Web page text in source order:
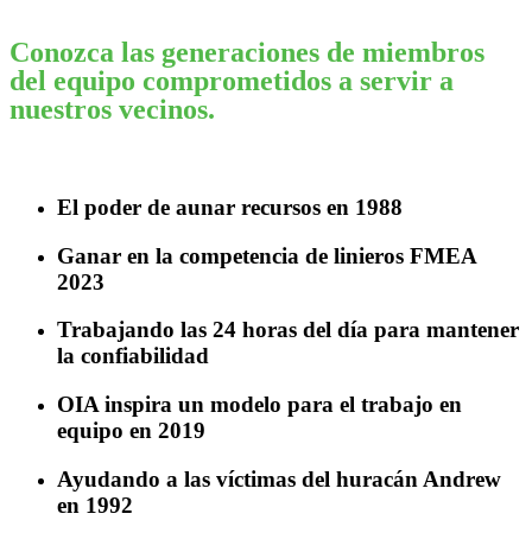
Conozca las generaciones de miembros
del equipo comprometidos a servir a
nuestros vecinos.
El poder de aunar recursos en 1988
Ganar en la competencia de linieros FMEA
2023
Trabajando las 24 horas del día para mantener
la confiabilidad
OIA inspira un modelo para el trabajo en
equipo en 2019
Ayudando a las víctimas del huracán Andrew
en 1992